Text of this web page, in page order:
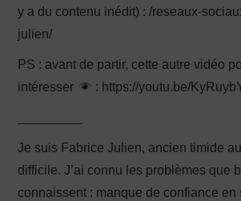
y a du contenu inédit) : /reseaux-
julien/
PS : avant de partir, cette autre vidéo
intéresser
: https://youtu.be/
Je suis Fabrice Julien, ancien timide
difficile. J’ai connu les problèmes que
connaissent : manque de confiance en